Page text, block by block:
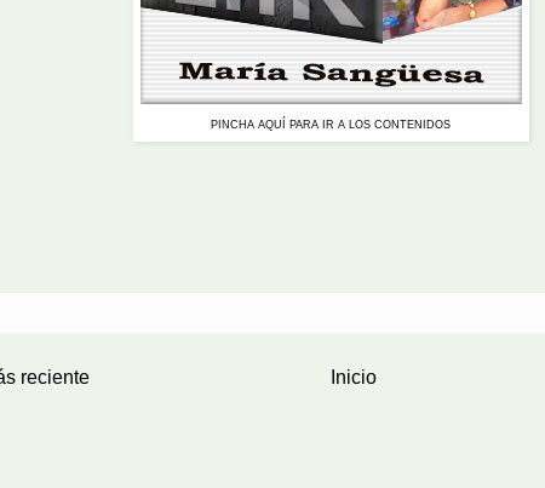
PINCHA AQUÍ PARA IR A LOS CONTENIDOS
reciente Inicio